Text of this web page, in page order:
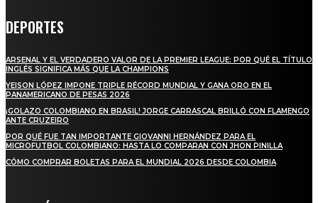
DEPORTES
ARSENAL Y EL VERDADERO VALOR DE LA PREMIER LEAGUE: POR QUÉ EL TÍTULO
INGLÉS SIGNIFICA MÁS QUE LA CHAMPIONS
YEISON LÓPEZ IMPONE TRIPLE RÉCORD MUNDIAL Y GANA ORO EN EL
PANAMERICANO DE PESAS 2026
¡GOLAZO COLOMBIANO EN BRASIL! JORGE CARRASCAL BRILLÓ CON FLAMENGO
ANTE CRUZEIRO
POR QUÉ FUE TAN IMPORTANTE GIOVANNI HERNÁNDEZ PARA EL
MICROFUTBOL COLOMBIANO: HASTA LO COMPARAN CON JHON PINILLA
CÓMO COMPRAR BOLETAS PARA EL MUNDIAL 2026 DESDE COLOMBIA